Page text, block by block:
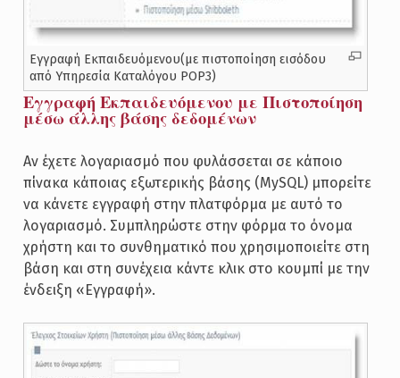
Εγγραφή Εκπαιδευόμενου(με πιστοποίηση εισόδου
από Υπηρεσία Καταλόγου POP3)
Εγγραφή Εκπαιδευόμενου με Πιστοποίηση
μέσω άλλης βάσης δεδομένων
Αν έχετε λογαριασμό που φυλάσσεται σε κάποιο
πίνακα κάποιας εξωτερικής βάσης (MySQL) μπορείτε
να κάνετε εγγραφή στην πλατφόρμα με αυτό το
λογαριασμό. Συμπληρώστε στην φόρμα το όνομα
χρήστη και το συνθηματικό που χρησιμοποιείτε στη
βάση και στη συνέχεια κάντε κλικ στο κουμπί με την
ένδειξη «Εγγραφή».